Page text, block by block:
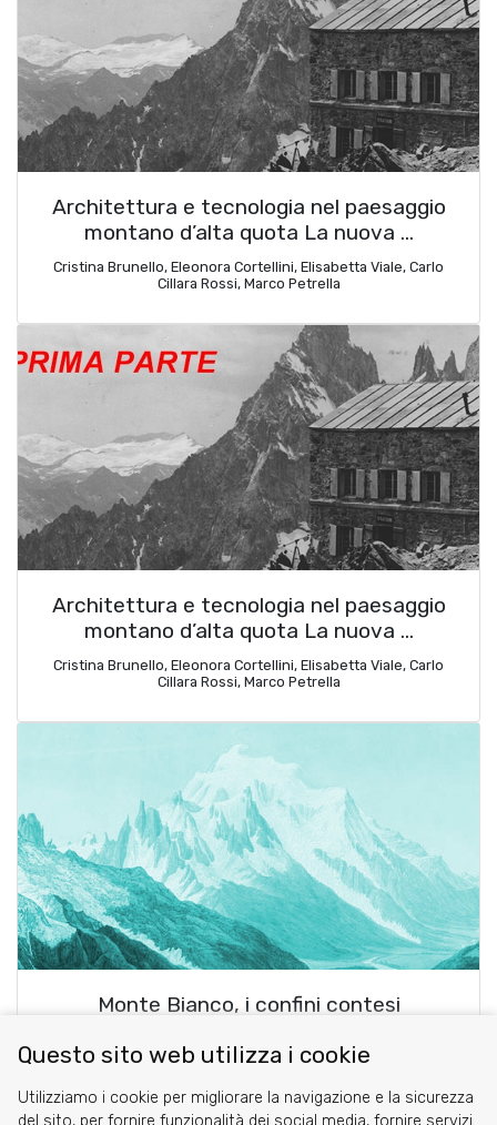
Architettura e tecnologia nel paesaggio
montano d’alta quota La nuova …
Cristina Brunello, Eleonora Cortellini, Elisabetta Viale, Carlo
Cillara Rossi, Marco Petrella
Architettura e tecnologia nel paesaggio
montano d’alta quota La nuova …
Cristina Brunello, Eleonora Cortellini, Elisabetta Viale, Carlo
Cillara Rossi, Marco Petrella
Monte Bianco, i confini contesi
blog comments powered byDisqus
Questo sito web utilizza i cookie
Utilizziamo i cookie per migliorare la navigazione e la sicurezza